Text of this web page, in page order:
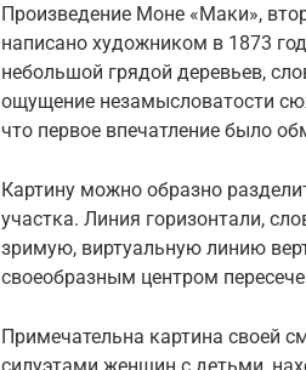
Произведение Моне «Маки»,
написано художником в 1873
небольшой грядой деревьев,
ощущение незамысловатости
что первое впечатление было
Картину можно образно
участка. Линия горизонтали,
зримую, виртуальную линию
своеобразным центром
Примечательна картина своей